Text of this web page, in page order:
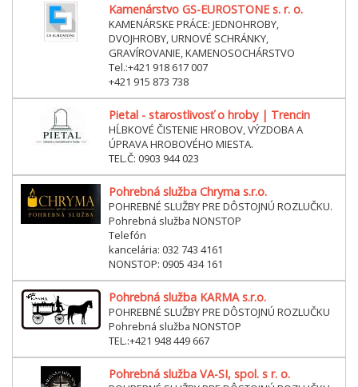
Kamenárstvo GS-EUROSTONE s. r. o.
KAMENÁRSKE PRÁCE: JEDNOHROBY,
DVOJHROBY, URNOVÉ SCHRÁNKY,
GRAVÍROVANIE, KAMENOSOCHÁRSTVO
Tel.:+421 918 617 007
+421 915 873 738
Pietal - starostlivosť o hroby | Trencin
HĹBKOVÉ ČISTENIE HROBOV, VÝZDOBA A
ÚPRAVA HROBOVÉHO MIESTA.
TEL.Č: 0903 944 023
Pohrebná služba Chryma s.r.o.
POHREBNÉ SLUŽBY PRE DÔSTOJNÚ ROZLUČKU.
Pohrebná služba NONSTOP
Telefón
kancelária: 032 743 4161
NONSTOP: 0905 434 161
Pohrebná služba KARMA s.r.o.
POHREBNÉ SLUŽBY PRE DÔSTOJNÚ ROZLUČKU
Pohrebná služba NONSTOP
TEL.:+421 948 449 667
Pohrebná služba VA-SI, spol. s r. o.